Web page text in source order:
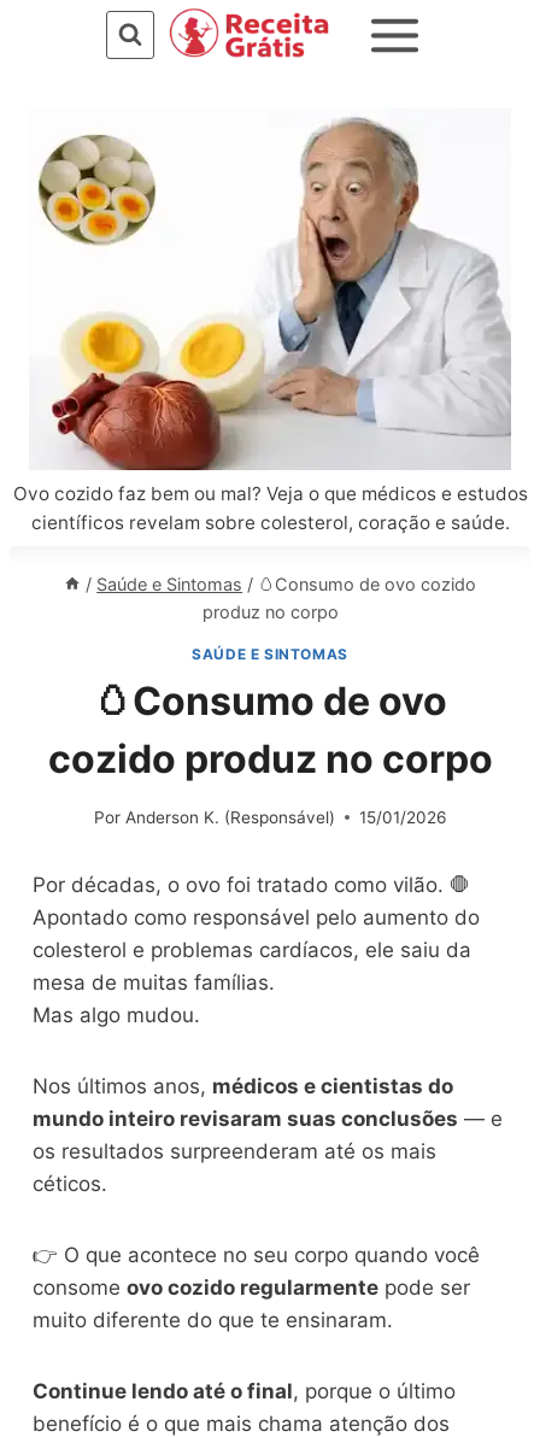
Ovo cozido faz bem ou mal? Veja o que médicos e estudos
científicos revelam sobre colesterol, coração e saúde.
/ Saúde e Sintomas / 🥚Consumo de ovo cozido
produz no corpo
SAÚDE E SINTOMAS
🥚Consumo de ovo
cozido produz no corpo
Por Anderson K. (Responsável) 15/01/2026
Por décadas, o ovo foi tratado como vilão. 🛑
Apontado como responsável pelo aumento do
colesterol e problemas cardíacos, ele saiu da
mesa de muitas famílias.
Mas algo mudou.
Nos últimos anos, médicos e cientistas do
mundo inteiro revisaram suas conclusões — e
os resultados surpreenderam até os mais
céticos.
👉 O que acontece no seu corpo quando você
consomeovo cozido regularmente pode ser
muito diferente do que te ensinaram.
Continue lendo até o final, porque o último
benefício é o que mais chama atenção dos